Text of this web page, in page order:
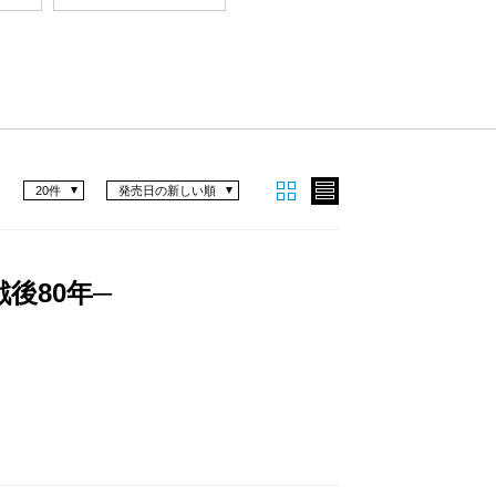
発売日の新しい順
20件
後80年─